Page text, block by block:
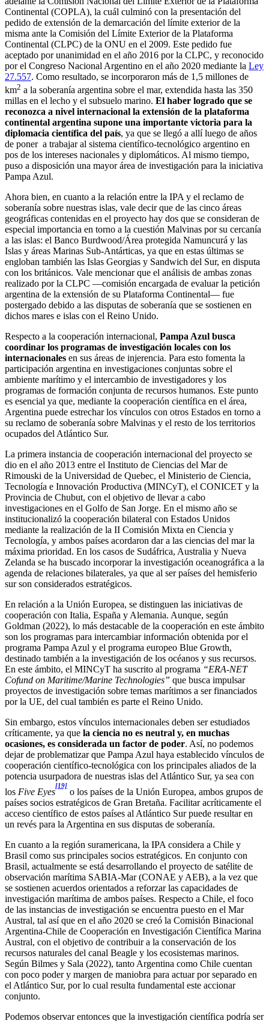
Continental (COPLA), la cuál culminó con la presentación del
pedido de extensión de la demarcación del límite exterior de la
misma ante la Comisión del Límite Exterior de la Plataforma
Continental (CLPC) de la ONU en el 2009. Este pedido fue
aceptado por unanimidad en el año 2016 por la CLPC, y reconocido
por el Congreso Nacional Argentino en el año 2020 mediante la Ley
27.557. Como resultado, se incorporaron más de 1,5 millones de
km2 a la soberanía argentina sobre el mar, extendida hasta las 350
millas en el lecho y el subsuelo marino. El haber logrado que se
reconozca a nivel internacional la extensión de la plataforma
continental argentina supone una importante victoria para la
diplomacia científica del país, ya que se llegó a allí luego de años
de poner a trabajar al sistema científico-tecnológico argentino en
pos de los intereses nacionales y diplomáticos. Al mismo tiempo,
puso a disposición una mayor área de investigación para la iniciativa
Pampa Azul.
Ahora bien, en cuanto a la relación entre la IPA y el reclamo de
soberanía sobre nuestras islas, vale decir que de las cinco áreas
geográficas contenidas en el proyecto hay dos que se consideran de
especial importancia en torno a la cuestión Malvinas por su cercanía
a las islas: el Banco Burdwood/Área protegida Namuncurá y las
Islas y áreas Marinas Sub-Antárticas, ya que en estas últimas se
engloban también las Islas Georgias y Sandwich del Sur, en disputa
con los británicos. Vale mencionar que el análisis de ambas zonas
realizado por la CLPC —comisión encargada de evaluar la petición
argentina de la extensión de su Plataforma Continental— fue
postergado debido a las disputas de soberanía que se sostienen en
dichos mares e islas con el Reino Unido.
Respecto a la cooperación internacional, Pampa Azul busca
coordinar los programas de investigación locales con los
internacionales en sus áreas de injerencia. Para esto fomenta la
participación argentina en investigaciones conjuntas sobre el
ambiente marítimo y el intercambio de investigadores y los
programas de formación conjunta de recursos humanos. Este punto
es esencial ya que, mediante la cooperación científica en el área,
Argentina puede estrechar los vínculos con otros Estados en torno a
su reclamo de soberanía sobre Malvinas y el resto de los territorios
ocupados del Atlántico Sur.
La primera instancia de cooperación internacional del proyecto se
dio en el año 2013 entre el Instituto de Ciencias del Mar de
Rimouski de la Universidad de Quebec, el Ministerio de Ciencia,
Tecnología e Innovación Productiva (MINCyT), el CONICET y la
Provincia de Chubut, con el objetivo de llevar a cabo
investigaciones en el Golfo de San Jorge. En el mismo año se
institucionalizó la cooperación bilateral con Estados Unidos
mediante la realización de la II Comisión Mixta en Ciencia y
Tecnología, y ambos países acordaron dar a las ciencias del mar la
máxima prioridad. En los casos de Sudáfrica, Australia y Nueva
Zelanda se ha buscado incorporar la investigación oceanográfica a la
agenda de relaciones bilaterales, ya que al ser países del hemisferio
sur son considerados estratégicos.
En relación a la Unión Europea, se distinguen las iniciativas de
cooperación con Italia, España y Alemania. Aunque, según
Goldman (2022), lo más destacable de la cooperación en este ámbito
son los programas para intercambiar información obtenida por el
programa Pampa Azul y el programa europeo Blue Growth,
destinado también a la investigación de los océanos y sus recursos.
En este ámbito, el MINCyT ha suscrito al programa “ERA-NET
Cofund on Maritime/Marine Technologies” que busca impulsar
proyectos de investigación sobre temas marítimos a ser financiados
por la UE, del cual también es parte el Reino Unido.
Sin embargo, estos vínculos internacionales deben ser estudiados
críticamente, ya que la ciencia no es neutral y, en muchas
ocasiones, es considerada un factor de poder. Así, no podemos
dejar de problematizar que Pampa Azul haya establecido vínculos de
cooperación científico-tecnológica con los principales aliados de la
potencia usurpadora de nuestras islas del Atlántico Sur, ya sea con
los Five Eyes
[19]
o los países de la Unión Europea, ambos grupos de
países socios estratégicos de Gran Bretaña. Facilitar acríticamente el
acceso científico de estos países al Atlántico Sur puede resultar en
un revés para la Argentina en sus disputas de soberanía.
En cuanto a la región suramericana, la IPA considera a Chile y
Brasil como sus principales socios estratégicos. En conjunto con
Brasil, actualmente se está desarrollando el proyecto de satélite de
observación marítima SABIA-Mar (CONAE y AEB), a la vez que
se sostienen acuerdos orientados a reforzar las capacidades de
investigación marítima de ambos países. Respecto a Chile, el foco
de las instancias de investigación se encuentra puesto en el Mar
Austral, tal así que en el año 2020 se creó la Comisión Binacional
Argentina-Chile de Cooperación en Investigación Científica Marina
Austral, con el objetivo de contribuir a la conservación de los
recursos naturales del canal Beagle y los ecosistemas marinos.
Según Bilmes y Sala (2022), tanto Argentina como Chile cuentan
con poco poder y margen de maniobra para actuar por separado en
el Atlántico Sur, por lo cual resulta fundamental este accionar
conjunto.
Podemos observar entonces que la investigación científica podría ser